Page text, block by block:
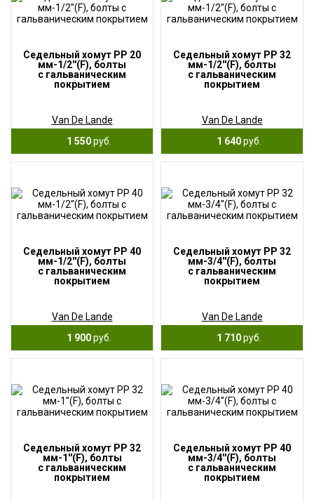
Седельный хомут PP 20
мм-1/2''(F), болты
с гальваническим
покрытием
Van De Lande
1 550руб.
Седельный хомут PP 32
мм-1/2''(F), болты
с гальваническим
покрытием
Van De Lande
1 640руб.
Седельный хомут PP 40
мм-1/2''(F), болты
с гальваническим
покрытием
Van De Lande
1 900руб.
Седельный хомут PP 32
мм-3/4''(F), болты
с гальваническим
покрытием
Van De Lande
1 710руб.
Седельный хомут PP 32
мм-1''(F), болты
с гальваническим
покрытием
Седельный хомут PP 40
мм-3/4''(F), болты
с гальваническим
покрытием